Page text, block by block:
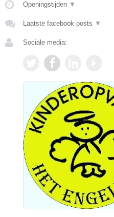
Openingstijden ▼
Laatste facebook posts ▼
Sociale media: